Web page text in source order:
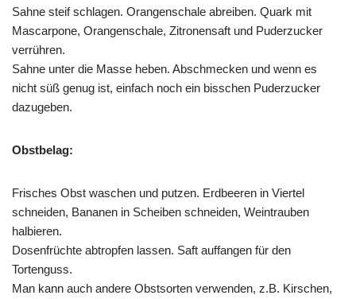
Sahne steif schlagen. Orangenschale abreiben. Quark mit
Mascarpone, Orangenschale, Zitronensaft und Puderzucker
verrühren.
Sahne unter die Masse heben. Abschmecken und wenn es
nicht süß genug ist, einfach noch ein bisschen Puderzucker
dazugeben.
Obstbelag:
Frisches Obst waschen und putzen. Erdbeeren in Viertel
schneiden, Bananen in Scheiben schneiden, Weintrauben
halbieren.
Dosenfrüchte abtropfen lassen. Saft auffangen für den
Tortenguss.
Man kann auch andere Obstsorten verwenden, z.B. Kirschen,